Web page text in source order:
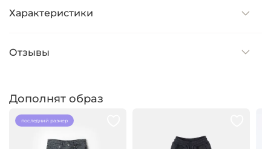
Характеристики
Отзывы
Дополнят образ
последний размер